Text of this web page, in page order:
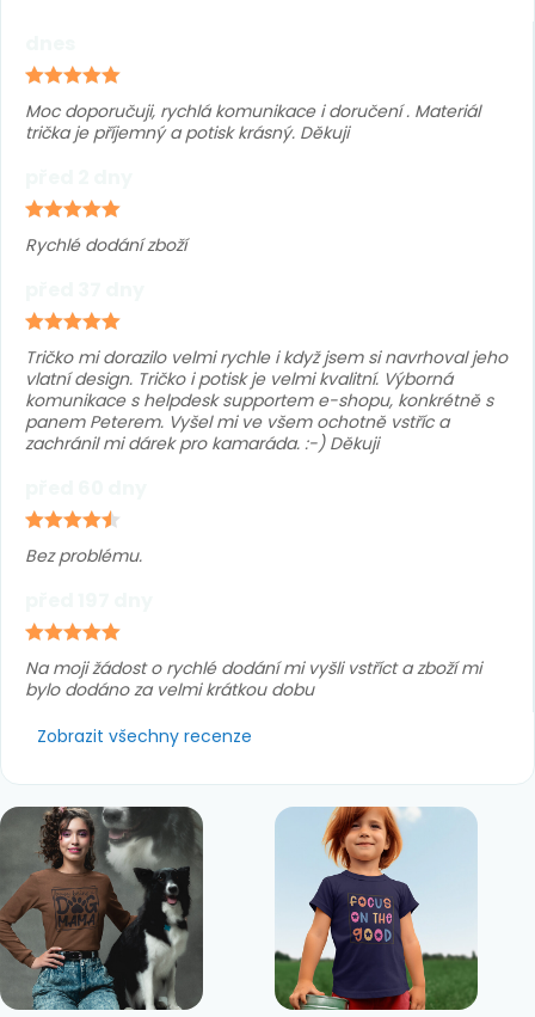
Moc doporučuji, rychlá komunikace i doručení . Materiál
trička je příjemný a potisk krásný. Děkuji
Rychlé dodání zboží
Tričko mi dorazilo velmi rychle i když jsem si navrhoval jeho
vlatní design. Tričko i potisk je velmi kvalitní. Výborná
komunikace s helpdesk supportem e-shopu, konkrétně s
panem Peterem. Vyšel mi ve všem ochotně vstříc a
zachránil mi dárek pro kamaráda. :-) Děkuji
Bez problému.
Na moji žádost o rychlé dodání mi vyšli vstříct a zboží mi
bylo dodáno za velmi krátkou dobu
Zobrazit všechny recenze